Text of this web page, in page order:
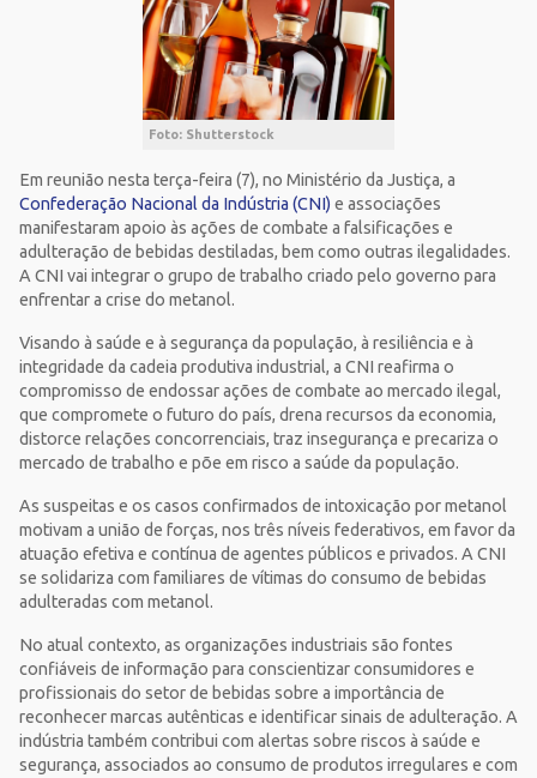
Foto: Shutterstock
Em reunião nesta terça-feira (7), no Ministério da Justiça, a
Confederação Nacional da Indústria (CNI) e associações
manifestaram apoio às ações de combate a falsificações e
adulteração de bebidas destiladas, bem como outras ilegalidades.
A CNI vai integrar o grupo de trabalho criado pelo governo para
enfrentar a crise do metanol.
Visando à saúde e à segurança da população, à resiliência e à
integridade da cadeia produtiva industrial, a CNI reafirma o
compromisso de endossar ações de combate ao mercado ilegal,
que compromete o futuro do país, drena recursos da economia,
distorce relações concorrenciais, traz insegurança e precariza o
mercado de trabalho e põe em risco a saúde da população.
As suspeitas e os casos confirmados de intoxicação por metanol
motivam a união de forças, nos três níveis federativos, em favor da
atuação efetiva e contínua de agentes públicos e privados. A CNI
se solidariza com familiares de vítimas do consumo de bebidas
adulteradas com metanol.
No atual contexto, as organizações industriais são fontes
confiáveis de informação para conscientizar consumidores e
profissionais do setor de bebidas sobre a importância de
reconhecer marcas autênticas e identificar sinais de adulteração. A
indústria também contribui com alertas sobre riscos à saúde e
segurança, associados ao consumo de produtos irregulares e com